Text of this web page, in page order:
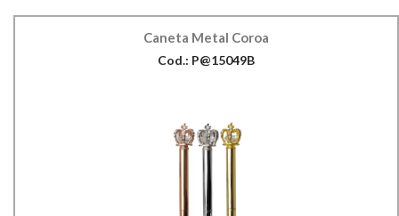
Caneta Metal Coroa
Cod.: P@15049B